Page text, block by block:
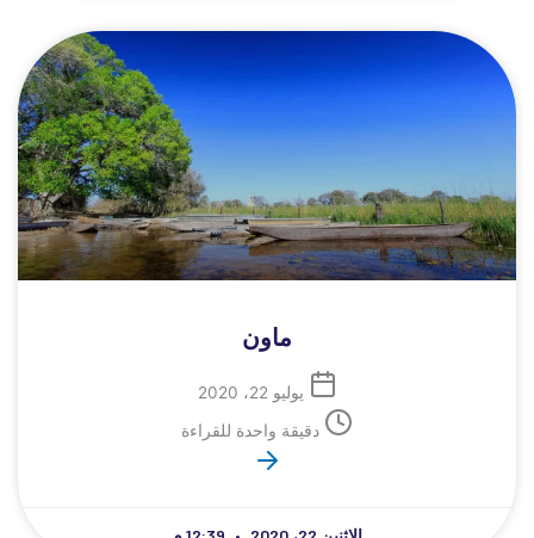
ماون
يوليو 22، 2020
دقيقة واحدة للقراءة